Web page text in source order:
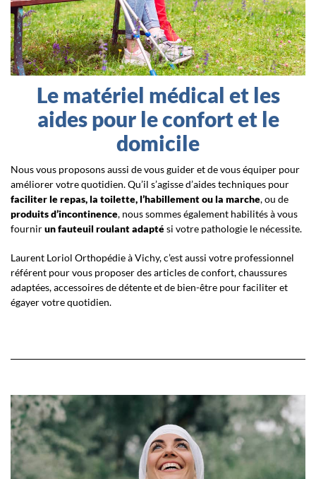
Le matériel médical et les
aides pour le confort et le
domicile
Nous vous proposons aussi de vous guider et de vous équiper pour
améliorer votre quotidien. Qu’il s’agisse d’aides techniques pour
faciliter le repas, la toilette, l’habillement ou la marche, ou de
produits d’incontinence, nous sommes également habilités à vous
fournirun fauteuil roulant adaptési votre pathologie le nécessite.
Laurent Loriol Orthopédie à Vichy, c’est aussi votre professionnel
référent pour vous proposer des articles de confort, chaussures
adaptées, accessoires de détente et de bien-être pour faciliter et
égayer votre quotidien.